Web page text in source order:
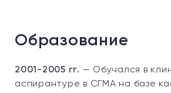
Образование
2001-2005 гг. — Обучался в
аспирантуре в СГМА на базе